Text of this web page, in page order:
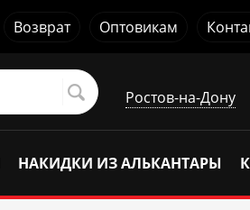
Возврат Оптовикам
Ростов-на-Дону
НАКИДКИ ИЗ АЛЬКАНТАРЫ